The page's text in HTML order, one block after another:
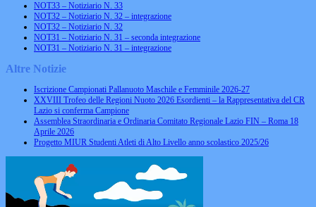
NOT33 – Notiziario N. 33
NOT32 – Notiziario N. 32 – integrazione
NOT32 – Notiziario N. 32
NOT31 – Notiziario N. 31 – seconda integrazione
NOT31 – Notiziario N. 31 – integrazione
Altre Notizie
Iscrizione Campionati Pallanuoto Maschile e Femminile 2026-27
XXVIII Trofeo delle Regioni Nuoto 2026 Esordienti – la Rappresentativa del CR
Lazio si conferma Campione
Assemblea Straordinaria e Ordinaria Comitato Regionale Lazio FIN – Roma 18
Aprile 2026
Progetto MIUR Studenti Atleti di Alto Livello anno scolastico 2025/26